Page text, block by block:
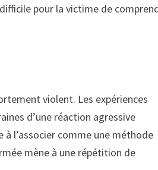
pour la victime de
violent. Les expériences
d’une réaction agressive
l’associer comme une méthode
mène à une répétition de